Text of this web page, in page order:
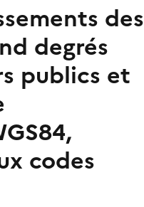
des
degrés
publics et
codes